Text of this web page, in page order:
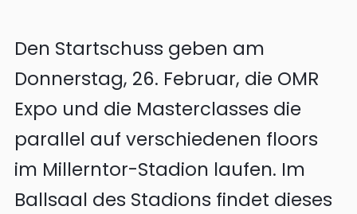
Den Startschuss geben am
Donnerstag, 26. Februar, die OMR
Expo und die Masterclasses die
parallel auf verschiedenen floors
im Millerntor-Stadion laufen. Im
Ballsaal des Stadions findet dieses